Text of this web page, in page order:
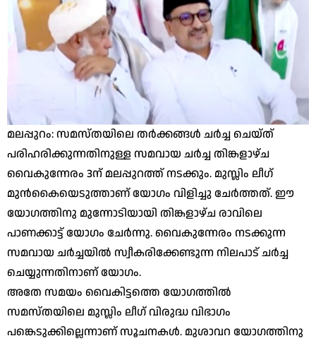
മലപ്പുറം: സമസ്തയിലെ തര്‍ക്കങ്ങള്‍ ചര്‍ച്ച ചെയ്ത്
പരിഹരിക്കുന്നതിനുള്ള സമവായ ചര്‍ച്ച തിങ്കളാഴ്ച
വൈകുന്നേരം 3ന് മലപ്പുറത്ത് നടക്കും. മുസ്ലിം ലീഗ്
മുന്‍കൈയെടുത്താണ് യോഗം വിളിച്ചു ചേര്‍ത്തത്. ഈ
യോഗത്തിനു മുന്നോടിയായി തിങ്കളാഴ്ച രാവിലെ
പാണക്കാട്ട് യോഗം ചേര്‍ന്നു. വൈകുന്നേരം നടക്കുന്ന
സമവായ ചര്‍ച്ചയില്‍ സ്വീകരിക്കേണ്ടുന്ന നിലപാട് ചര്‍ച്ച
ചെയ്യുന്നതിനാണ് യോഗം.
അതേ സമയം വൈകിട്ടത്തെ യോഗത്തില്‍
സമസ്തയിലെ മുസ്ലിം ലീഗ് വിരുദ്ധ വിഭാഗം
പങ്കെടുക്കില്ലെന്നാണ് സൂചനകള്‍. മുശാവറ യോഗത്തിനു